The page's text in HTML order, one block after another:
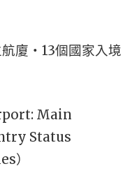
廈・13個國家入境
Main
Status
）